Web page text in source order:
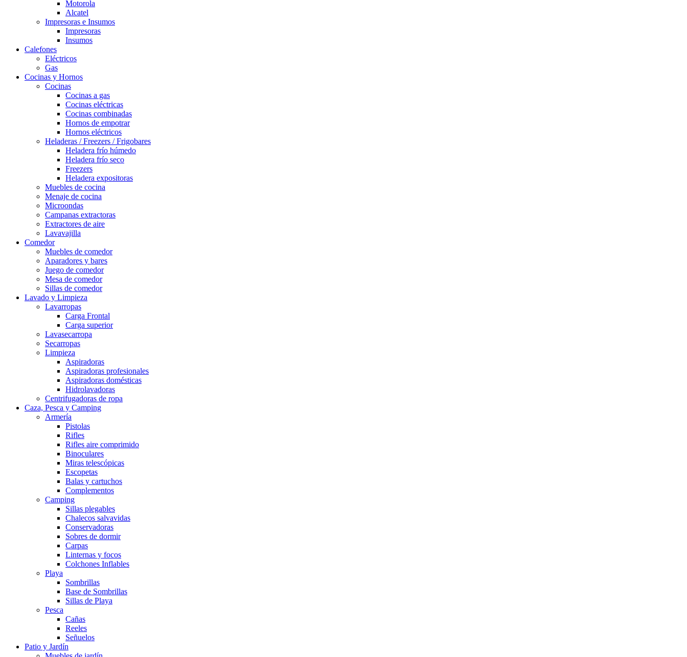
Motorola
Alcatel
Impresoras e Insumos
Impresoras
Insumos
Calefones
Eléctricos
Gas
Cocinas y Hornos
Cocinas
Cocinas a gas
Cocinas eléctricas
Cocinas combinadas
Hornos de empotrar
Hornos eléctricos
Heladeras / Freezers / Frigobares
Heladera frío húmedo
Heladera frío seco
Freezers
Heladera expositoras
Muebles de cocina
Menaje de cocina
Microondas
Campanas extractoras
Extractores de aire
Lavavajilla
Comedor
Muebles de comedor
Aparadores y bares
Juego de comedor
Mesa de comedor
Sillas de comedor
Lavado y Limpieza
Lavarropas
Carga Frontal
Carga superior
Lavasecarropa
Secarropas
Limpieza
Aspiradoras
Aspiradoras profesionales
Aspiradoras domésticas
Hidrolavadoras
Centrifugadoras de ropa
Caza, Pesca y Camping
Armería
Pistolas
Rifles
Rifles aire comprimido
Binoculares
Miras telescópicas
Escopetas
Balas y cartuchos
Complementos
Camping
Sillas plegables
Chalecos salvavidas
Conservadoras
Sobres de dormir
Carpas
Linternas y focos
Colchones Inflables
Playa
Sombrillas
Base de Sombrillas
Sillas de Playa
Pesca
Cañas
Reeles
Señuelos
Patio y Jardín